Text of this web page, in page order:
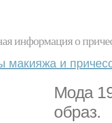
информация о
макияжа и
Мода
образ.